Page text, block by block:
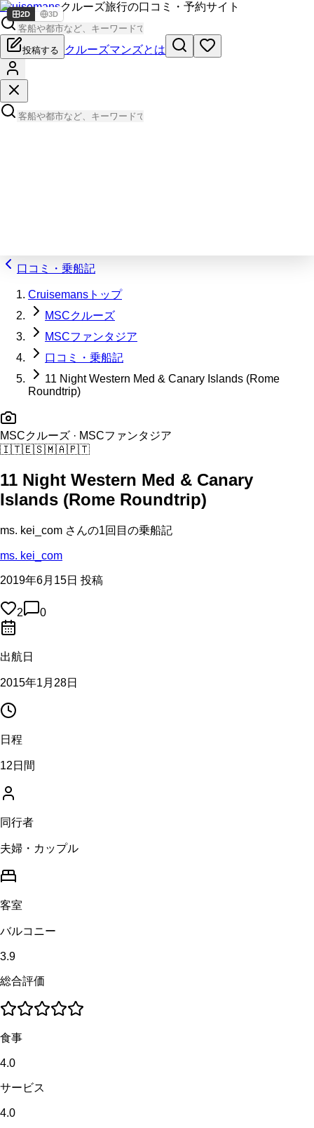
Cruisemansクルーズ旅行の口コミ・予約サイト
投稿する クルーズマンズとは
口コミ・乗船記
Cruisemansトップ
MSCクルーズ
MSCファンタジア
口コミ・乗船記
11 Night Western Med & Canary Islands (Rome
Roundtrip)
MSCクルーズ · MSCファンタジア
🇮🇹🇪🇸🇲🇦🇵🇹
11 Night Western Med & Canary
Islands (Rome Roundtrip)
ms. kei_com さんの1回目の乗船記
ms. kei_com
2019年6月15日 投稿
2 0
出航日
2015年1月28日
日程
12日間
同行者
夫婦・カップル
客室
バルコニー
3.9
総合評価
食事
4.0
サービス
4.0
2D 3D